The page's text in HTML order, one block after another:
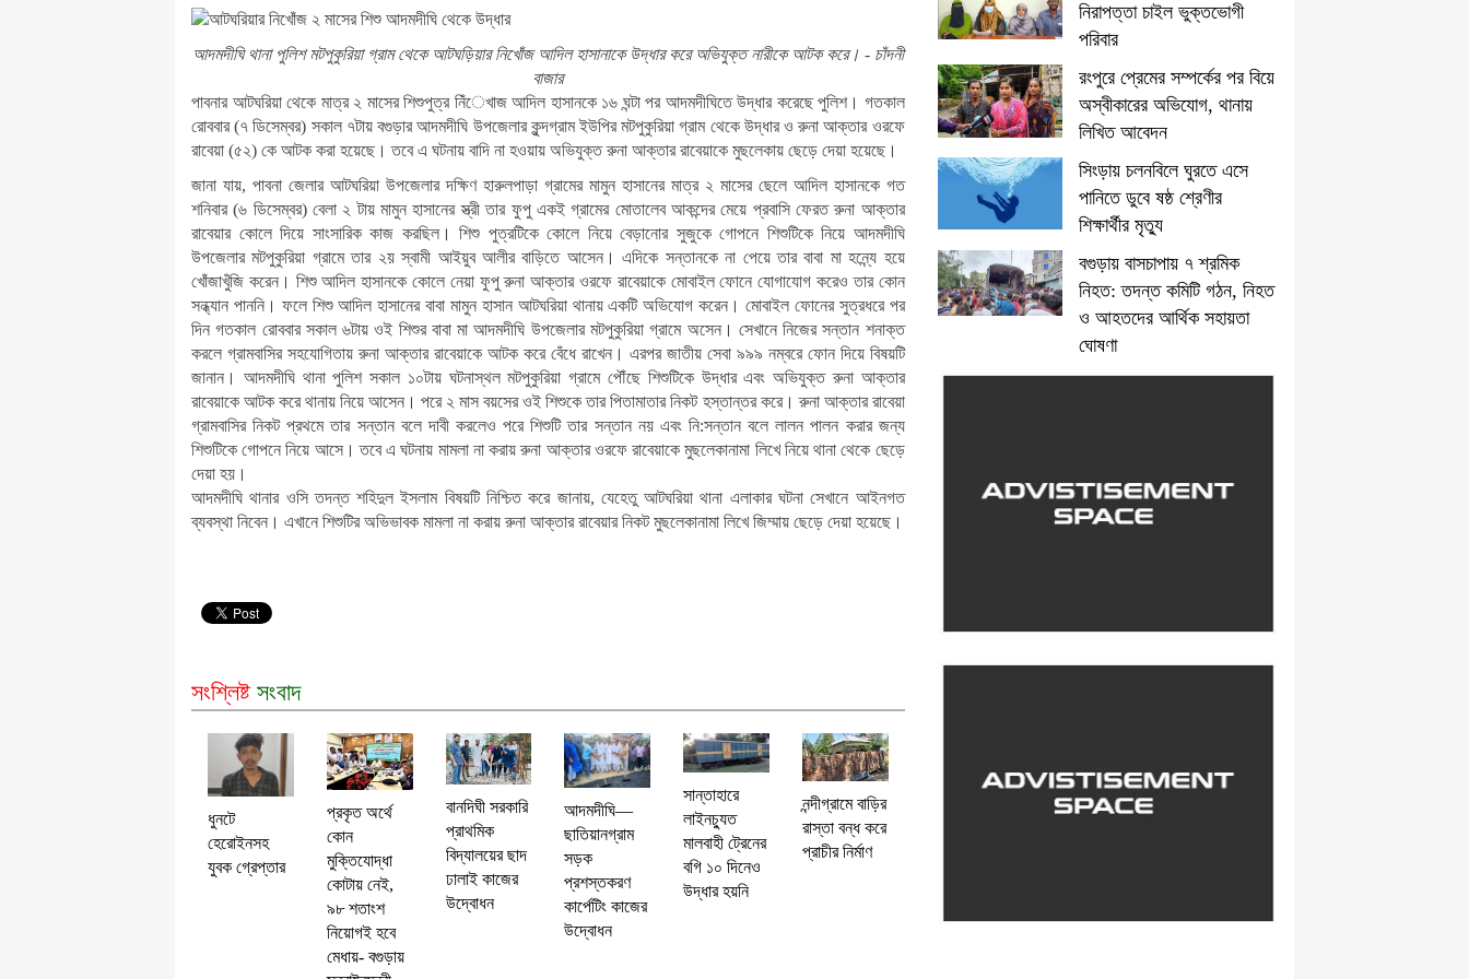
প্রাইভেট কারের সঙ্গে মোটরসাইকেলের সংঘর্ষে স্বামী-স্ত্রী নিহত
খাবার নিয়ে বিয়েবাড়িতে সংঘর্ষ, আহত ১০, লাঠি খুজছিলেন বর
বগুড়ায় শ্রমিকের হাটে বাসচাপায় ৭ দিনমজুর নিহত, মহাসড়ক অবরোধ
বগুড়ায় চালু হচ্ছে নারীদের জন্য বিশেষ বাস সার্ভিস, পৌঁছেছে দুটি বাস
সৌদিতে প্রবাসীর রহস্যজনক মৃত্যু: ধুনট থানায় ঘেরাও করে বিচারের দাবি
বগুড়ায় গরু চুরি করতে গিয়ে ধরা তাঁতী লীগের নেতা
উন্নয়নমূলক কর্মসূচিতে অংশ নিতে শনিবার বগুড়ায় আসছেন তিন মন্ত্রী ও প্রতিমন্ত্রী
বগুড়ার শেরপুরে নিখোঁজ শিশুর অর্ধগলিত মরদেহ উদ্ধার, অটোভ্যান চুরির ‘সাক্ষী’ হওয়ায় হত্যার দাবি পুলিশের
বগুড়ার শেরপুরে নিখোঁজ শিশুর লাশ উদ্ধার, হত্যার অভিযোগে দুইজন আটক
বগুড়ার ধুনটে ট্যাপেন্টাডল ট্যাবলেটসহ গ্রেফতার স্বেচ্ছাসেবক লীগ নেতা
বগুড়ায় শিষ্টাচার বহির্ভুত রাজনীতি করতে দেয়া হবেনা- যুবদলের হুঁশিয়ারি
জুলাই গণঅভ্যুত্থানের দ্বিতীয় বর্ষ উপলক্ষে বগুড়া প্রেসক্লাব ও সাংবাদিক ইউনিয়নের আলোচনা সভা
বগুড়ায় টাচ এন্ড টেক-এর ২৫তম প্রতিষ্ঠাবার্ষিকী উদযাপন
জুলাই গণঅভ্যুত্থান দিবসে বগুড়ায় মুনলাইটের উদ্যোগে ছিন্নমূল মানুষের মাঝে খাবার বিতরণ
সাংবাদিক সাহেদ আলীর চিরবিদায়
সারিয়াকান্দিতে সাবেক সেনাসদস্যকে পিটিয়ে হত্যার অভিযোগে আটক ৬
প্রধান শিক্ষককে গাছে বেঁধে নির্যাতনের অভিযোগ, ভিডিও ভাইরাল
দুই দিনের সফরে বগুড়া আসছেন প্রধানমন্ত্রীর চিকিৎসক ডা. বিটু
বগুড়ায় জুলাই অভ্যুত্থানের শহীদ মনিরুলের কবর জিয়ারত
প্রধানমন্ত্রীকে নিয়ে পোস্ট: এনসিপি নেতা তানভীর কারাগারে, আদালতে ডিম নিক্ষেপ
রিপাবলিক বাংলা ছাড়লেন ময়ূখ রঞ্জন ঘোষ
আদমদীঘি থানা পুলিশ মটপুকুরিয়া গ্রাম থেকে আটঘড়িয়ার নিখোঁজ আদিল হাসানাকে উদ্ধার করে অভিযুক্ত নারীকে আটক করে। - চাঁদনী
বাজার
পাবনার আটঘরিয়া থেকে মাত্র ২ মাসের শিশুপুত্র নিঁেখাজ আদিল হাসানকে ১৬ ঘন্টা পর আদমদীঘিতে উদ্ধার করেছে পুলিশ। গতকাল
রোববার (৭ ডিসেম্বর) সকাল ৭টায় বগুড়ার আদমদীঘি উপজেলার কুন্দগ্রাম ইউপির মটপুকুরিয়া গ্রাম থেকে উদ্ধার ও রুনা আক্তার ওরফে
রাবেয়া (৫২) কে আটক করা হয়েছে। তবে এ ঘটনায় বাদি না হওয়ায় অভিযুক্ত রুনা আক্তার রাবেয়াকে মুছলেকায় ছেড়ে দেয়া হয়েছে।
জানা যায়, পাবনা জেলার আটঘরিয়া উপজেলার দক্ষিণ হারুলপাড়া গ্রামের মামুন হাসানের মাত্র ২ মাসের ছেলে আদিল হাসানকে গত
শনিবার (৬ ডিসেম্বর) বেলা ২ টায় মামুন হাসানের স্ত্রী তার ফুপু একই গ্রামের মোতালেব আকন্দের মেয়ে প্রবাসি ফেরত রুনা আক্তার
রাবেয়ার কোলে দিয়ে সাংসারিক কাজ করছিল। শিশু পুত্রটিকে কোলে নিয়ে বেড়ানোর সুজুকে গোপনে শিশুটিকে নিয়ে আদমদীঘি
উপজেলার মটপুকুরিয়া গ্রামে তার ২য় স্বামী আইয়ুব আলীর বাড়িতে আসেন। এদিকে সন্তানকে না পেয়ে তার বাবা মা হন্ন্যে হয়ে
খোঁজাখুঁজি করেন। শিশু আদিল হাসানকে কোলে নেয়া ফুপু রুনা আক্তার ওরফে রাবেয়াকে মোবাইল ফোনে যোগাযোগ করেও তার কোন
সন্ধ্যান পাননি। ফলে শিশু আদিল হাসানের বাবা মামুন হাসান আটঘরিয়া থানায় একটি অভিযোগ করেন। মোবাইল ফোনের সুত্রধরে পর
দিন গতকাল রোববার সকাল ৬টায় ওই শিশুর বাবা মা আদমদীঘি উপজেলার মটপুকুরিয়া গ্রামে অসেন। সেখানে নিজের সন্তান শনাক্ত
করলে গ্রামবাসির সহযোগিতায় রুনা আক্তার রাবেয়াকে আটক করে বেঁধে রাখেন। এরপর জাতীয় সেবা ৯৯৯ নম্বরে ফোন দিয়ে বিষয়টি
জানান। আদমদীঘি থানা পুলিশ সকাল ১০টায় ঘটনাস্থল মটপুকুরিয়া গ্রামে পৌঁছে শিশুটিকে উদ্ধার এবং অভিযুক্ত রুনা আক্তার
রাবেয়াকে আটক করে থানায় নিয়ে আসেন। পরে ২ মাস বয়সের ওই শিশুকে তার পিতামাতার নিকট হস্তান্তর করে। রুনা আক্তার রাবেয়া
গ্রামবাসির নিকট প্রথমে তার সন্তান বলে দাবী করলেও পরে শিশুটি তার সন্তান নয় এবং নি:সন্তান বলে লালন পালন করার জন্য
শিশুটিকে গোপনে নিয়ে আসে। তবে এ ঘটনায় মামলা না করায় রুনা আক্তার ওরফে রাবেয়াকে মুছলেকানামা লিখে নিয়ে থানা থেকে ছেড়ে
দেয়া হয়।
আদমদীঘি থানার ওসি তদন্ত শহিদুল ইসলাম বিষয়টি নিশ্চিত করে জানায়, যেহেতু আটঘরিয়া থানা এলাকার ঘটনা সেখানে আইনগত
ব্যবস্থা নিবেন। এখানে শিশুটির অভিভাবক মামলা না করায় রুনা আক্তার রাবেয়ার নিকট মুছলেকানামা লিখে জিম্মায় ছেড়ে দেয়া হয়েছে।
সংশ্লিষ্ট সংবাদ
ধুনটে
হেরোইনসহ
যুবক গ্রেপ্তার
প্রকৃত অর্থে
কোন
মুক্তিযোদ্ধা
কোটায় নেই,
৯৮ শতাংশ
নিয়োগই হবে
মেধায়- বগুড়ায়
বানদিঘী সরকারি
প্রাথমিক
বিদ্যালয়ের ছাদ
ঢালাই কাজের
উদ্বোধন
আদমদীঘি—
ছাতিয়ানগ্রাম
সড়ক
প্রশস্তকরণ
কার্পেটিং কাজের
উদ্বোধন
সান্তাহারে
লাইনচ্যুত
মালবাহী ট্রেনের
বগি ১০ দিনেও
উদ্ধার হয়নি
নন্দীগ্রামে বাড়ির
রাস্তা বন্ধ করে
প্রাচীর নির্মাণ
নিরাপত্তা চাইল ভুক্তভোগী
পরিবার
রংপুরে প্রেমের সম্পর্কের পর বিয়ে
অস্বীকারের অভিযোগ, থানায়
লিখিত আবেদন
সিংড়ায় চলনবিলে ঘুরতে এসে
পানিতে ডুবে ষষ্ঠ শ্রেণীর
শিক্ষার্থীর মৃত্যু
বগুড়ায় বাসচাপায় ৭ শ্রমিক
নিহত: তদন্ত কমিটি গঠন, নিহত
ও আহতদের আর্থিক সহায়তা
ঘোষণা